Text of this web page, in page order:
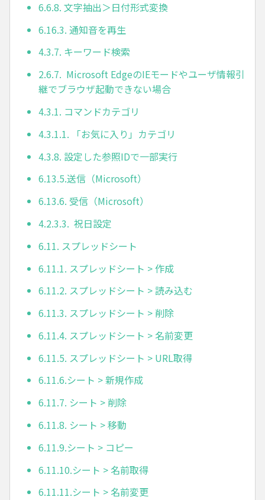
6.6.8. 文字抽出＞日付形式変換
6.16.3. 通知音を再生
4.3.7. キーワード検索
2.6.7. Microsoft EdgeのIEモードやユーザ情報引
継でブラウザ起動できない場合
4.3.1. コマンドカテゴリ
4.3.1.1. 「お気に入り」カテゴリ
4.3.8. 設定した参照IDで一部実行
6.13.5.送信（Microsoft）
6.13.6. 受信（Microsoft）
4.2.3.3. 祝日設定
6.11. スプレッドシート
6.11.1. スプレッドシート > 作成
6.11.2. スプレッドシート > 読み込む
6.11.3. スプレッドシート > 削除
6.11.4. スプレッドシート > 名前変更
6.11.5. スプレッドシート > URL取得
6.11.6.シート > 新規作成
6.11.7. シート > 削除
6.11.8. シート > 移動
6.11.9.シート > コピー
6.11.10.シート > 名前取得
6.11.11.シート > 名前変更